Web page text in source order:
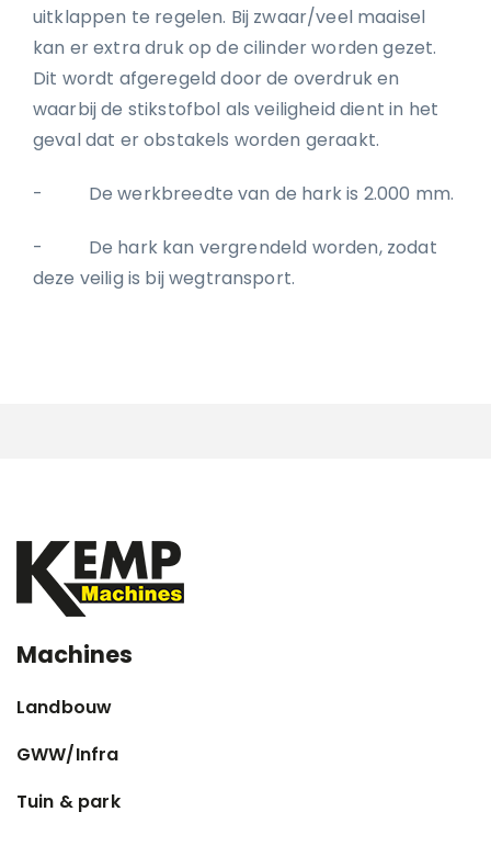
uitklappen te regelen. Bij zwaar/veel maaisel
kan er extra druk op de cilinder worden gezet.
Dit wordt afgeregeld door de overdruk en
waarbij de stikstofbol als veiligheid dient in het
geval dat er obstakels worden geraakt.
- De werkbreedte van de hark is 2.000 mm.
- De hark kan vergrendeld worden, zodat
deze veilig is bij wegtransport.
Machines
Landbouw
GWW/Infra
Tuin & park